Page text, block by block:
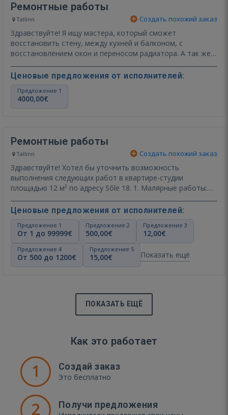
Ремонтные работы
Tallinn Создать похожий заказ
Здравствуйте! Я ищу мастера, который сможет
восстановить стену, между кухней и балконом, с
восстановлением окон и переносом радиатора. А так же,
Ценовые предложения от исполнителей:
Предложение 1
4000,00€
Ремонтные работы
Tallinn Создать похожий заказ
Здравствуйте! Хотел бы уточнить возможность
выполнения следующих работ в квартире-студии
площадью 12 м² по адресу Sõle 18. 1. Малярные работы:
Ценовые предложения от исполнителей:
Предложение 1
От 1 до 99999€
Предложение 2
500,00€
Предложение 3
12,00€
Предложение 4
От 500 до 1200€
Предложение 5
15,00€ Показать ещё
ПОКАЗАТЬ ЕЩЁ
Как это работает
1 Создай заказ
Это бесплатно
2 Получи предложения